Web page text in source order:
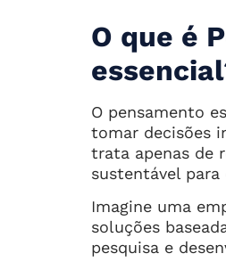
O que é
O pensamento
tomar decisões
trata apenas de
sustentável
Imagine uma
soluções
pesquisa e